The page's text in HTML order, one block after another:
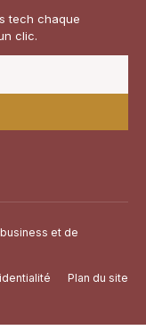
tech chaque
clic.
et de
Plan du site